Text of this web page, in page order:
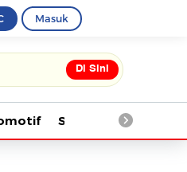
Masuk
Di Sini
Saintek